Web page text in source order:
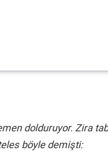
dolduruyor. Zira
böyle demişti: